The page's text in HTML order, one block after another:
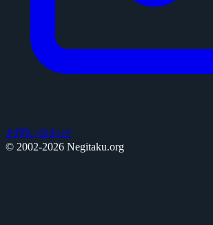
お問い合わせ
© 2002-2026 Negitaku.org